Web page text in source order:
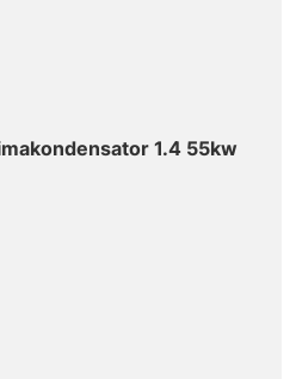
1.4 55kw